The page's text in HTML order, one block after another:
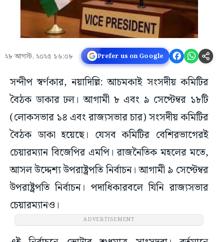
২৮ আগস্ট, ২০২৫ ১৬:০৮ Prefer us on Google
সন্দীপ স্বর্ণকার, নয়াদিল্লি: আচমকাই সংসদীয় কমিটির
বৈঠক ডাকার ঢল। আগামী ৮ এবং ৯ সেপ্টেম্বর ১৮টি
(লোকসভার ১৪ এবং রাজ্যসভার চার) সংসদীয় কমিটির
বৈঠক ডাকা হয়েছে। যেসব কমিটির বেশিরভাগেরই
চেয়ারম্যান বিজেপির এমপি। রাজনৈতিক মহলের মতে,
আসল উদ্দেশ্য উপরাষ্ট্রপতি নির্বাচন। আগামী ৯ সেপ্টেম্বর
উপরাষ্ট্রপতি নির্বাচন। পদাধিকারবলে যিনি রাজ্যসভার
চেয়ারম্যানও।
ADVERTISEMENT